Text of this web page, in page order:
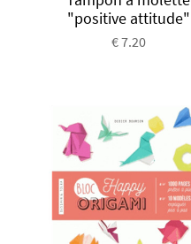
"positive attitude"
€ 7.20